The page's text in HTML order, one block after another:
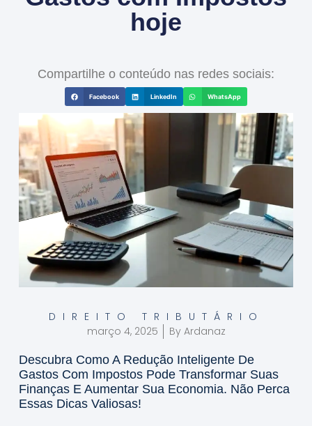
hoje
Compartilhe o conteúdo nas redes sociais:
Facebook LinkedIn WhatsApp
DIREITO TRIBUTÁRIO
março 4, 2025
ByArdanaz
Descubra Como A Redução Inteligente De
Gastos Com Impostos Pode Transformar Suas
Finanças E Aumentar Sua Economia. Não Perca
Essas Dicas Valiosas!